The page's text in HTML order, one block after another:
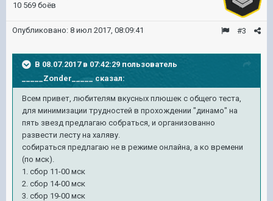
10 569 боёв
#3
Опубликовано: 8 июл 2017, 08:09:41
В 08.07.2017 в 07:42:29 пользователь
_____Zonder_____ сказал:
Всем привет, любителям вкусных плюшек с общего теста,
для минимизации трудностей в прохождении "динамо" на
пять звезд предлагаю собраться, и организованно
развести лесту на халяву.
собираться предлагаю не в режиме онлайна, а ко времени
(по мск).
1. сбор 11-00 мск
2. сбор 14-00 мск
3. сбор 19-00 мск